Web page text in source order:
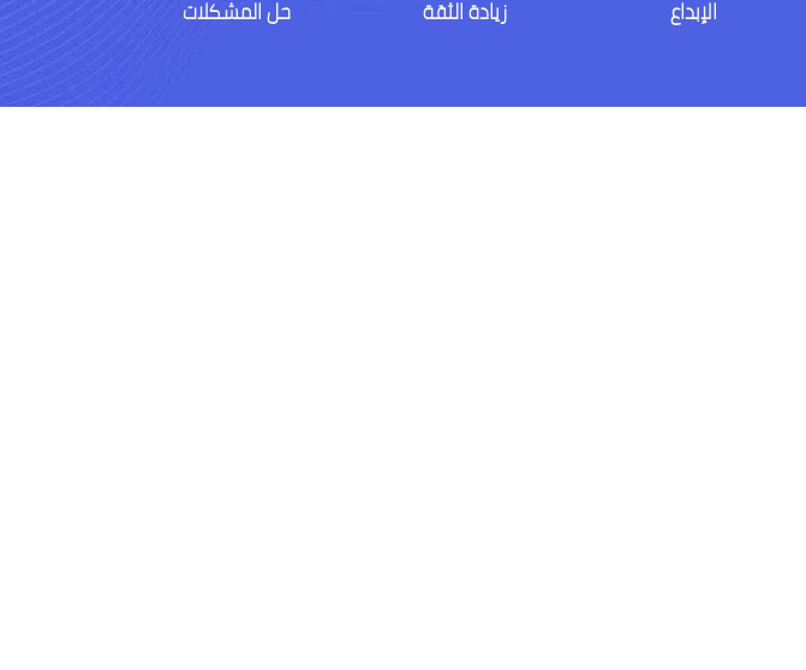
الإبداع زيادة الثقة حل المشكلات